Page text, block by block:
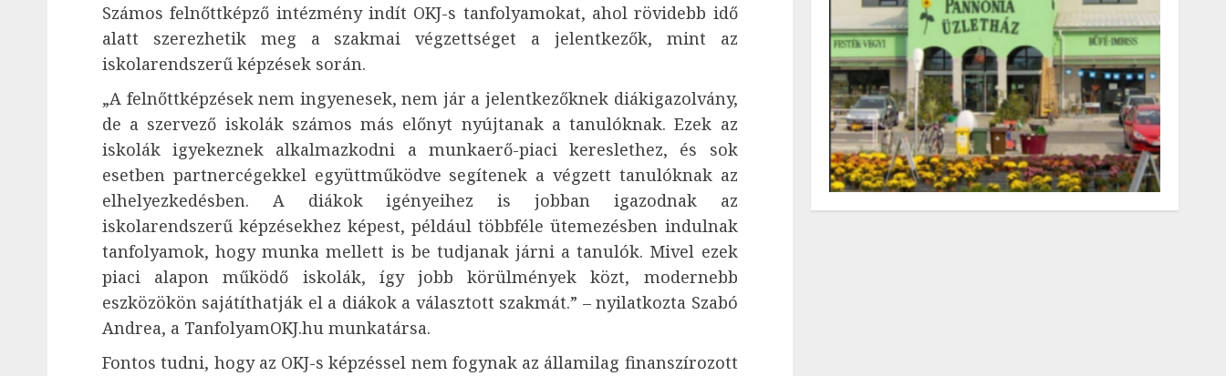
Számos felnőttképző intézmény indít OKJ-s tanfolyamokat, ahol rövidebb idő
alatt szerezhetik meg a szakmai végzettséget a jelentkezők, mint az
iskolarendszerű képzések során.
„A felnőttképzések nem ingyenesek, nem jár a jelentkezőknek diákigazolvány,
de a szervező iskolák számos más előnyt nyújtanak a tanulóknak. Ezek az
iskolák igyekeznek alkalmazkodni a munkaerő-piaci kereslethez, és sok
esetben partnercégekkel együttműködve segítenek a végzett tanulóknak az
elhelyezkedésben. A diákok igényeihez is jobban igazodnak az
iskolarendszerű képzésekhez képest, például többféle ütemezésben indulnak
tanfolyamok, hogy munka mellett is be tudjanak járni a tanulók. Mivel ezek
piaci alapon működő iskolák, így jobb körülmények közt, modernebb
eszközökön sajátíthatják el a diákok a választott szakmát.” – nyilatkozta Szabó
Andrea, a TanfolyamOKJ.hu munkatársa.
Fontos tudni, hogy az OKJ-s képzéssel nem fogynak az államilag finanszírozott